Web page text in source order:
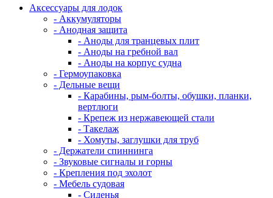
Аксессуары для лодок
- Аккумуляторы
- Анодная защита
- Аноды для транцевых плит
- Аноды на гребной вал
- Аноды на корпус судна
- Гермоупаковка
- Дельные вещи
- Карабины, рым-болты, обушки, планки,
вертлюги
- Крепеж из нержавеющей стали
- Такелаж
- Хомуты, заглушки для труб
- Держатели спиннинга
- Звуковые сигналы и горны
- Крепления под эхолот
- Мебель судовая
- Сиденья